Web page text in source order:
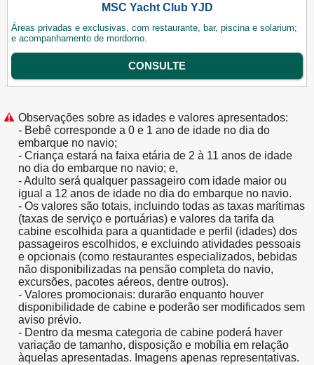
MSC Yacht Club YJD
Áreas privadas e exclusivas, com restaurante, bar, piscina e solarium;
e acompanhamento de mordomo.
CONSULTE
Observações sobre as idades e valores apresentados:
- Bebê corresponde a 0 e 1 ano de idade no dia do
embarque no navio;
- Criança estará na faixa etária de 2 à 11 anos de idade
no dia do embarque no navio; e,
- Adulto será qualquer passageiro com idade maior ou
igual a 12 anos de idade no dia do embarque no navio.
- Os valores são totais, incluindo todas as taxas marítimas
(taxas de serviço e portuárias) e valores da tarifa da
cabine escolhida para a quantidade e perfil (idades) dos
passageiros escolhidos, e excluindo atividades pessoais
e opcionais (como restaurantes especializados, bebidas
não disponibilizadas na pensão completa do navio,
excursões, pacotes aéreos, dentre outros).
- Valores promocionais: durarão enquanto houver
disponibilidade de cabine e poderão ser modificados sem
aviso prévio.
- Dentro da mesma categoria de cabine poderá haver
variação de tamanho, disposição e mobília em relação
àquelas apresentadas. Imagens apenas representativas.